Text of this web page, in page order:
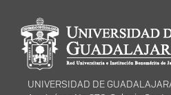
Información del
portal
UNIVERSIDAD DE